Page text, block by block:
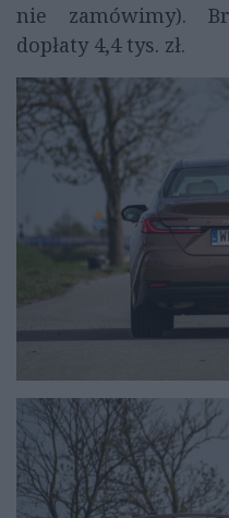
nie zamówimy).
dopłaty 4,4 tys. zł.